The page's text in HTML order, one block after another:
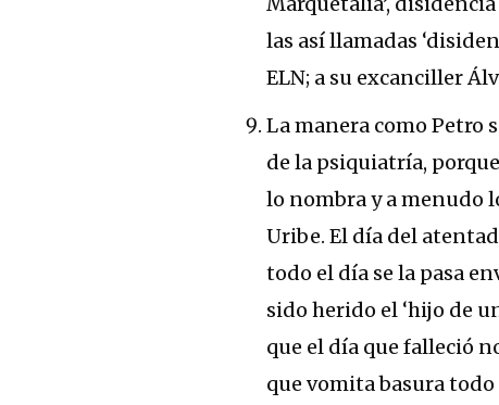
las así llamadas
ELN; a su excanciller
La manera como Petro
de la psiquiatría,
lo nombra y a menudo
Uribe. El día del
todo el día se la pasa
sido herido el ‘hijo de
que el día que falleció
que vomita basura